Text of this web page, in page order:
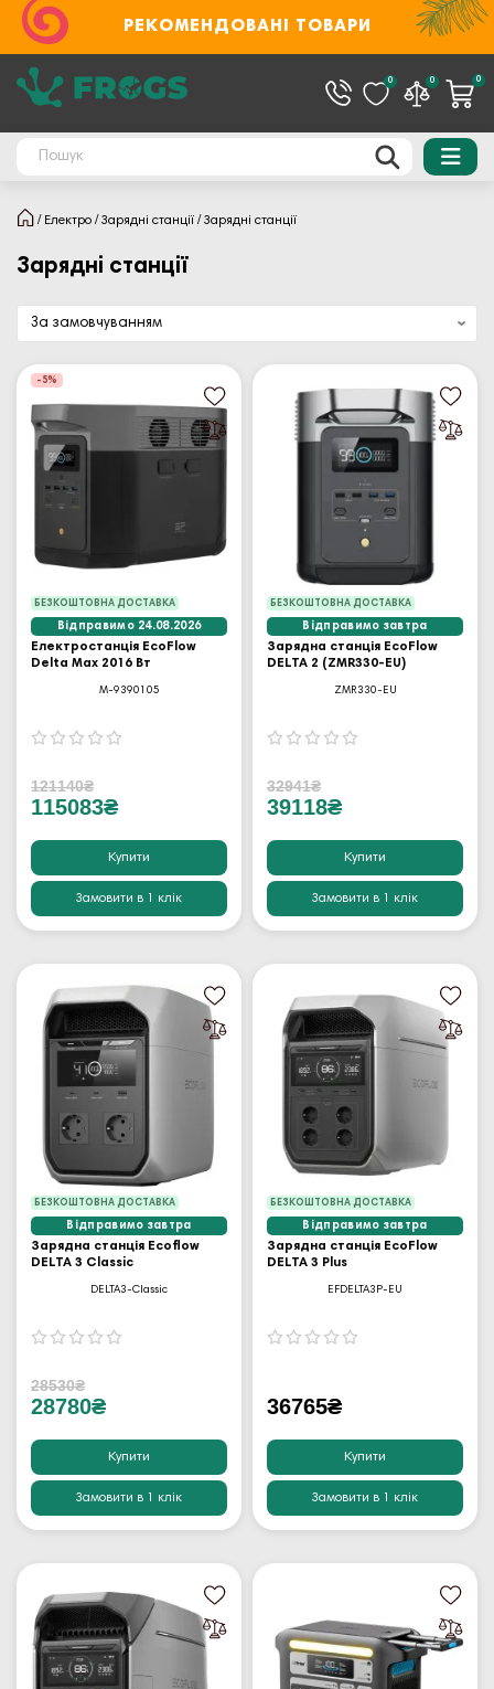
РЕКОМЕНДОВАНІ ТОВАРИ
0 0 0
Електро Зарядні станції Зарядні станції
Зарядні станції
БЕЗКОШТОВНА ДОСТАВКА
-5%
Відправимо 24.08.2026
Електростанція EcoFlow
Delta Max 2016 Вт
M-9390105
121140₴
115083₴
Купити
Замовити в 1 клік
БЕЗКОШТОВНА ДОСТАВКА
Відправимо завтра
Зарядна станція EcoFlow
DELTA 2 (ZMR330-EU)
ZMR330-EU
32941₴
39118₴
Купити
Замовити в 1 клік
БЕЗКОШТОВНА ДОСТАВКА
Відправимо завтра
Зарядна станція Ecoflow
DELTA 3 Classic
DELTA3-Classic
28530₴
28780₴
Купити
Замовити в 1 клік
БЕЗКОШТОВНА ДОСТАВКА
Відправимо завтра
Зарядна станція EcoFlow
DELTA 3 Plus
EFDELTA3P-EU
36765₴
Купити
Замовити в 1 клік